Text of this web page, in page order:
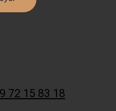
72 15 83 18